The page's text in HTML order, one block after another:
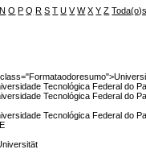
N O P Q R S T U V W X Y Z Toda(o)s
Tecnológica Federal do
Tecnológica Federal do
Tecnológica Federal do